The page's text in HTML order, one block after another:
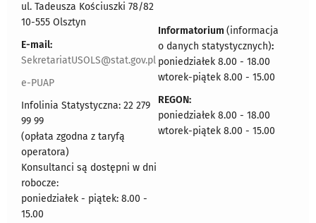
ul. Tadeusza Kościuszki 78/82
10-555 Olsztyn
E-mail:
SekretariatUSOLS@stat.gov.pl
e-PUAP
Infolinia Statystyczna: 22 279
99 99
(opłata zgodna z taryfą
operatora)
Konsultanci są dostępni w dni
robocze:
poniedziałek - piątek: 8.00 -
15.00
Informatorium (informacja
o danych statystycznych):
poniedziałek 8.00 - 18.00
wtorek-piątek 8.00 - 15.00
REGON:
poniedziałek 8.00 - 18.00
wtorek-piątek 8.00 - 15.00